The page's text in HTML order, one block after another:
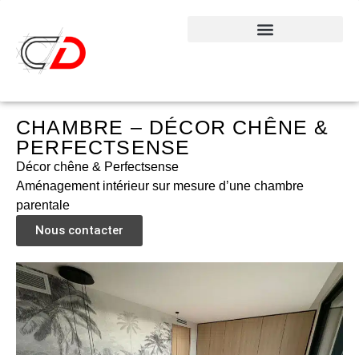
CHAMBRE – DÉCOR CHÊNE &
PERFECTSENSE
Décor chêne & Perfectsense
Aménagement intérieur sur mesure d’une chambre
parentale
Nous contacter